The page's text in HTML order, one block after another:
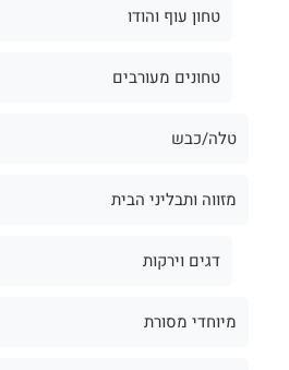
טחון עוף והודו
טחונים מעורבים
טלה/כבש
מזווה ותבליני הבית
דגים וירקות
מיוחדי מסורת